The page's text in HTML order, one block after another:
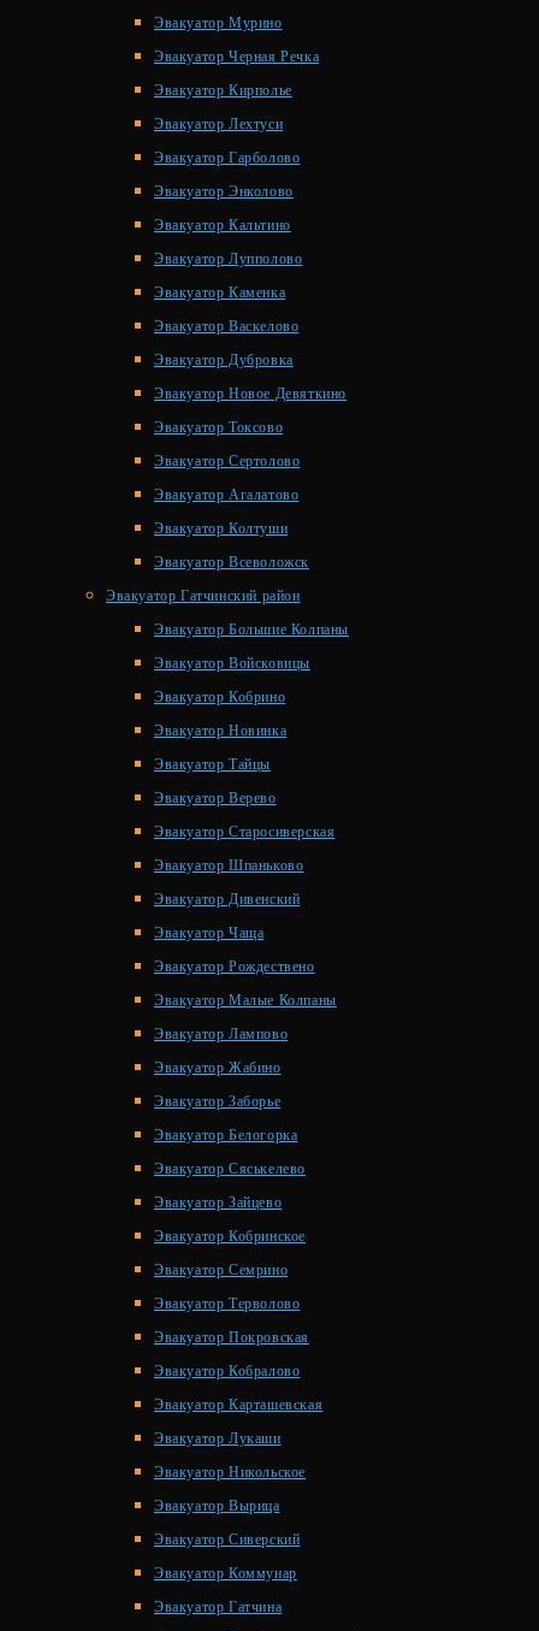
Эвакуатор Мурино
Эвакуатор Черная Речка
Эвакуатор Кирполье
Эвакуатор Лехтуси
Эвакуатор Гарболово
Эвакуатор Энколово
Эвакуатор Кальтино
Эвакуатор Лупполово
Эвакуатор Каменка
Эвакуатор Васкелово
Эвакуатор Дубровка
Эвакуатор Новое Девяткино
Эвакуатор Токсово
Эвакуатор Сертолово
Эвакуатор Агалатово
Эвакуатор Колтуши
Эвакуатор Всеволожск
Эвакуатор Гатчинский район
Эвакуатор Большие Колпаны
Эвакуатор Войсковицы
Эвакуатор Кобрино
Эвакуатор Новинка
Эвакуатор Тайцы
Эвакуатор Верево
Эвакуатор Старосиверская
Эвакуатор Шпаньково
Эвакуатор Дивенский
Эвакуатор Чаща
Эвакуатор Рождествено
Эвакуатор Малые Колпаны
Эвакуатор Лампово
Эвакуатор Жабино
Эвакуатор Заборье
Эвакуатор Белогорка
Эвакуатор Сяськелево
Эвакуатор Зайцево
Эвакуатор Кобринское
Эвакуатор Семрино
Эвакуатор Терволово
Эвакуатор Покровская
Эвакуатор Кобралово
Эвакуатор Карташевская
Эвакуатор Лукаши
Эвакуатор Никольское
Эвакуатор Вырица
Эвакуатор Сиверский
Эвакуатор Коммунар
Эвакуатор Гатчина